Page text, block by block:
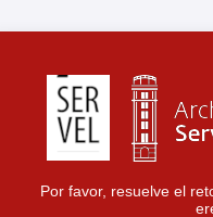
Por favor, resuelve el